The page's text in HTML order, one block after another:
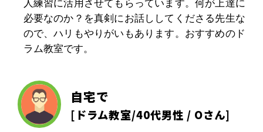
人練習に活用させてもらっています。何が上達に
必要なのか？を真剣にお話ししてくださる先生な
ので、ハリもやりがいもあります。おすすめのド
ラム教室です。
自宅で
[ ドラム教室/40代男性 / Oさん]